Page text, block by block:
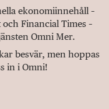
ekonomiinnehåll –
Financial Times –
Omni Mer.
besvär, men hoppas
in i Omni!